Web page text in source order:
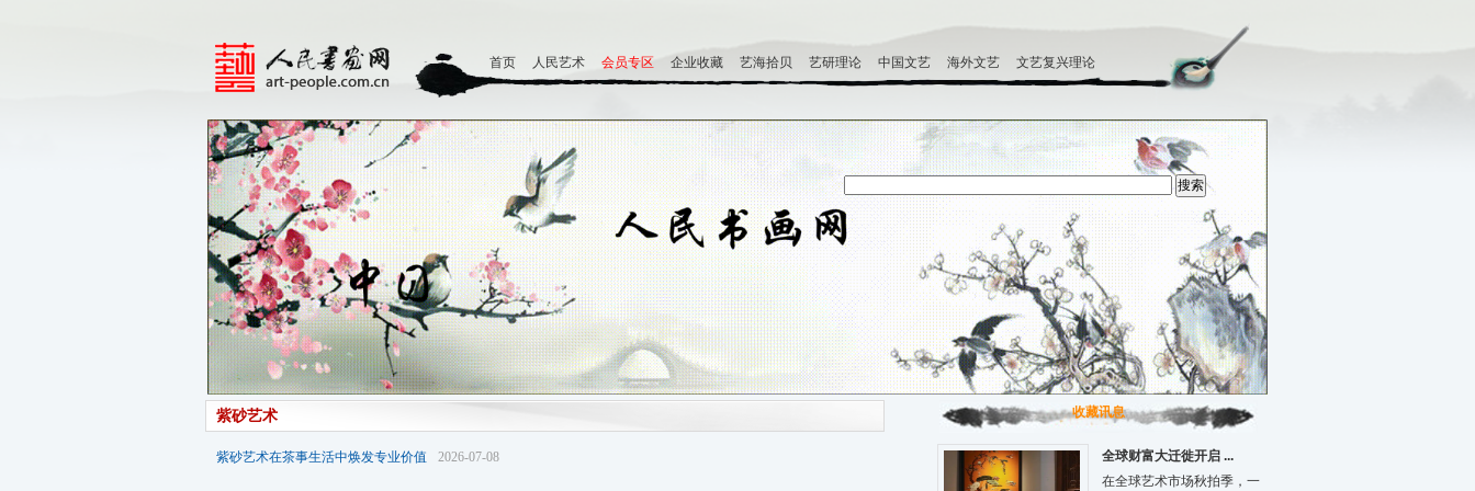
首页 人民艺术 会员专区 企业收藏 艺海拾贝 艺研理论 中国文艺 海外文艺 文艺复兴理论
紫砂艺术
紫砂艺术在茶事生活中焕发专业价值 2026-07-08
收藏讯息
全球财富大迁徙开启 ...
在全球艺术市场秋拍季，一